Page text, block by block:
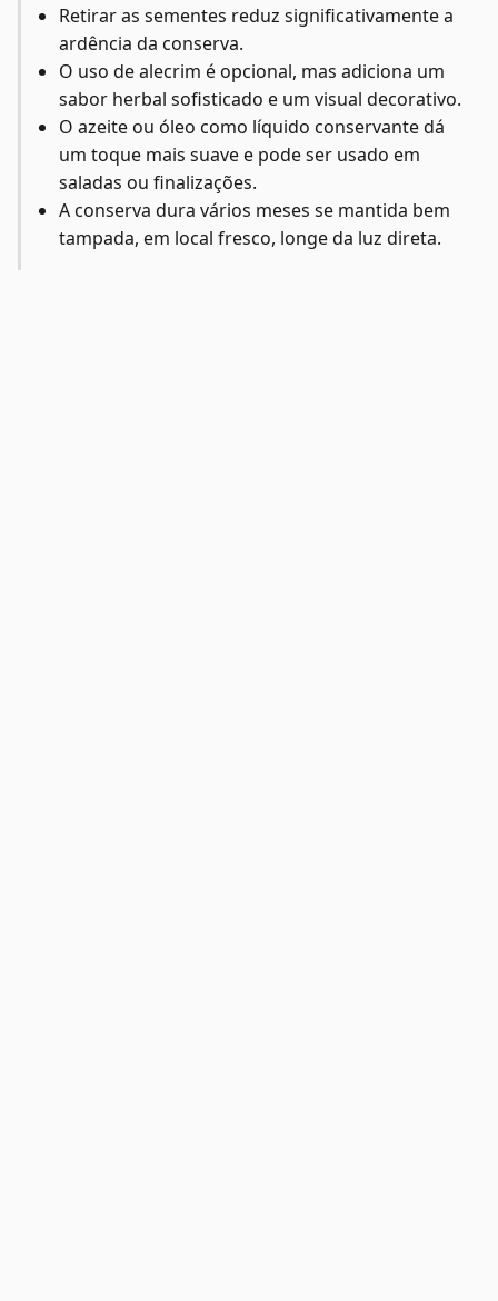
Retirar as sementes reduz significativamente a
ardência da conserva.
O uso de alecrim é opcional, mas adiciona um
sabor herbal sofisticado e um visual decorativo.
O azeite ou óleo como líquido conservante dá
um toque mais suave e pode ser usado em
saladas ou finalizações.
A conserva dura vários meses se mantida bem
tampada, em local fresco, longe da luz direta.